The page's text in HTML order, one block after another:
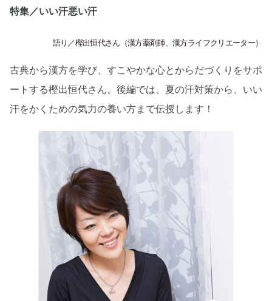
特集／いい汗悪い汗
語り／樫出恒代さん（漢方薬剤師、漢方ライフクリエーター）
古典から漢方を学び、すこやかな心とからだづくりをサポ
ートする樫出恒代さん。後編では、夏の汗対策から、いい
汗をかくための気力の養い方まで伝授します！